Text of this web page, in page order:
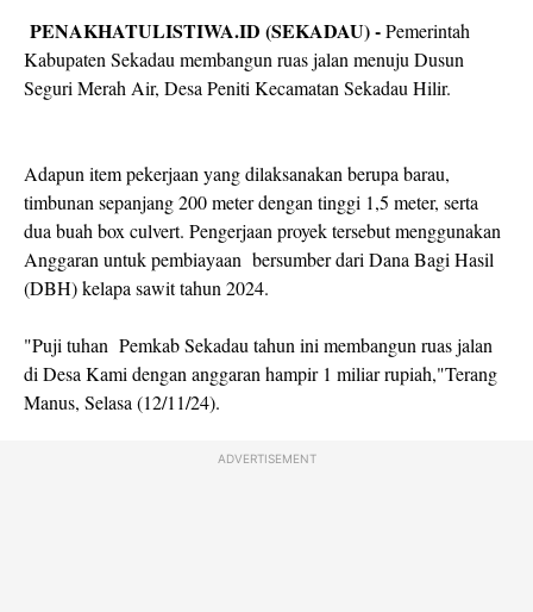
PENAKHATULISTIWA.ID (SEKADAU) -Pemerintah
Kabupaten Sekadau membangun ruas jalan menuju Dusun
Seguri Merah Air, Desa Peniti Kecamatan Sekadau Hilir.
Adapun item pekerjaan yang dilaksanakan berupa barau,
timbunan sepanjang 200 meter dengan tinggi 1,5 meter, serta
dua buah box culvert. Pengerjaan proyek tersebut menggunakan
Anggaran untuk pembiayaan bersumber dari Dana Bagi Hasil
(DBH) kelapa sawit tahun 2024.
"Puji tuhan Pemkab Sekadau tahun ini membangun ruas jalan
di Desa Kami dengan anggaran hampir 1 miliar rupiah,"Terang
Manus, Selasa (12/11/24).
ADVERTISEMENT